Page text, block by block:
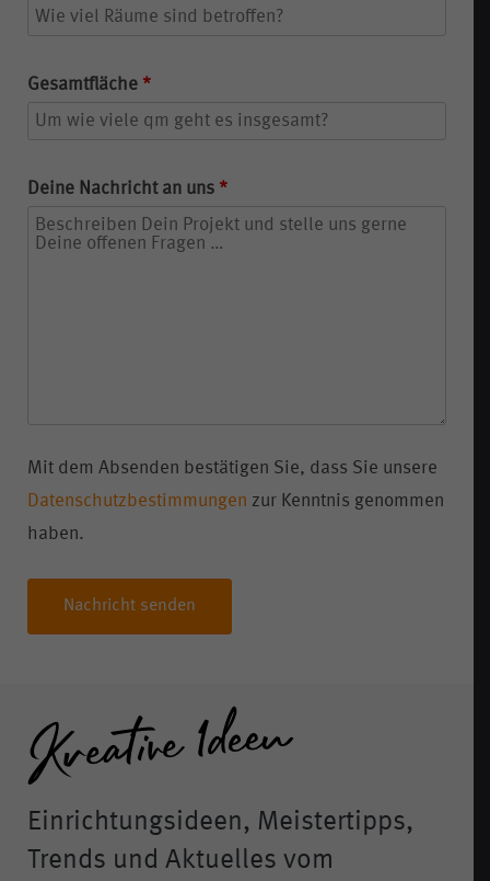
Gesamtfläche *
Deine Nachricht an uns *
Mit dem Absenden bestätigen Sie, dass Sie unsere
Datenschutzbestimmungen zur Kenntnis genommen
haben.
Einrichtungsideen, Meistertipps,
Trends und Aktuelles vom